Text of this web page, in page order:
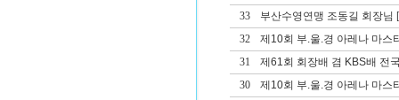
33
부산수영연맹 조동길 회장님
32
제10회 부.울.경 아레나 마스
31
제61회 회장배 겸 KBS배 전
30
제10회 부.울.경 아레나 마스